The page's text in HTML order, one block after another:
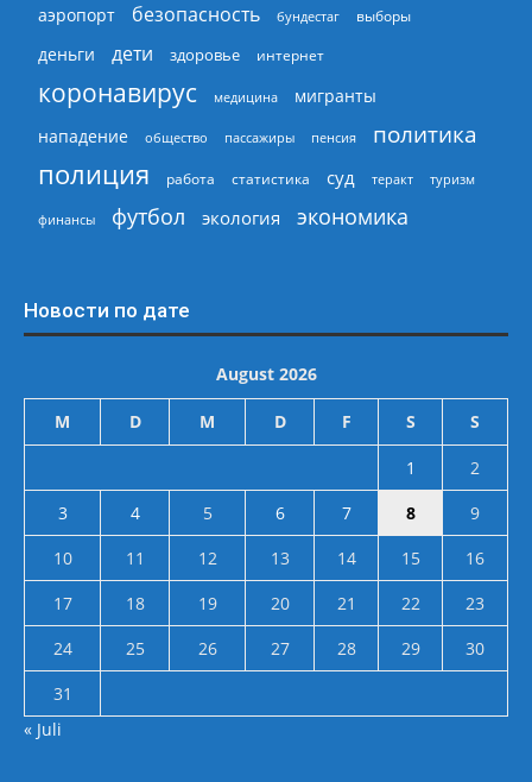
аэропорт безопасность бундестаг выборы
деньги дети здоровье интернет
коронавирус медицина
мигранты
нападение
общество пассажиры пенсия политика
полиция работа статистика суд теракт туризм
финансы футбол экология экономика
Новости по дате
August 2026
M D M D F S S
1
2
3
4 5 6 7 8
9
10
11 12 13 14 15
16
17
18 19 20 21 22
23
24
25 26 27 28 29
30
31
« Juli